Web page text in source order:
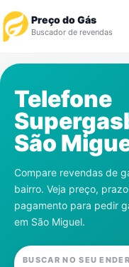
Preço do Gás
Buscador de revendas
Revendedor
Notícias
Cadastre-se
Gás
Contatos
Telefone
São
Compare revendas de
bairro. Veja preço,
pagamento para pedir
em São Miguel.
BUSCAR NO SEU